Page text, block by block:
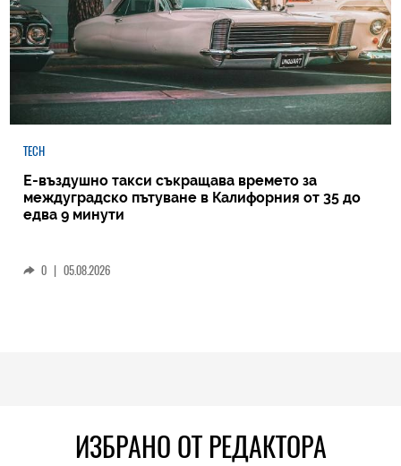
TECH
Е-въздушно такси съкращава времето за
междуградско пътуване в Калифорния от 35 до
едва 9 минути
0 | 05.08.2026
ИЗБРАНО ОТ РЕДАКТОРА